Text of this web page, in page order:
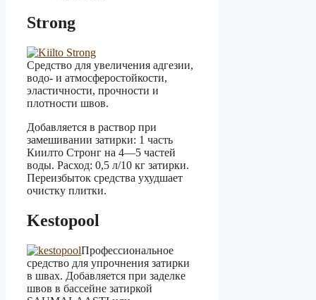
Strong
Средство для увеличения адгезии,
водо- и атмосферостойкости,
эластичности, прочности и
плотности швов.
Добавляется в раствор при
замешивании затирки: 1 часть
Киилто Стронг на 4—5 частей
воды. Расход: 0,5 л/10 кг затирки.
Переизбыток средства ухудшает
очистку плитки.
Kestopool
Профессиональное
средство для упрочнения затирки
в швах. Добавляется при заделке
швов в бассейне затиркой